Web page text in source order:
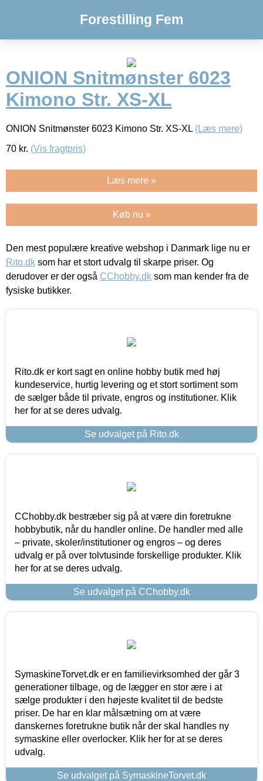
Forestilling Fem
ONION Snitmønster 6023
Kimono Str. XS-XL
ONION Snitmønster 6023 Kimono Str. XS-XL (Læs mere)
70 kr. (Vis fragtpris)
Læs mere »
Køb nu »
Den mest populære kreative webshop i Danmark lige nu er
Rito.dk som har et stort udvalg til skarpe priser. Og
derudover er der også CChobby.dk som man kender fra de
fysiske butikker.
Rito.dk er kort sagt en online hobby butik med høj
kundeservice, hurtig levering og et stort sortiment som
de sælger både til private, engros og institutioner. Klik
her for at se deres udvalg.
Se udvalget på Rito.dk
CChobby.dk bestræber sig på at være din foretrukne
hobbybutik, når du handler online. De handler med alle
– private, skoler/institutioner og engros – og deres
udvalg er på over tolvtusinde forskellige produkter. Klik
her for at se deres udvalg.
Se udvalget på CChobby.dk
SymaskineTorvet.dk er en familievirksomhed der går 3
generationer tilbage, og de lægger en stor ære i at
sælge produkter i den højeste kvalitet til de bedste
priser. De har en klar målsætning om at være
danskernes foretrukne butik når der skal handles ny
symaskine eller overlocker. Klik her for at se deres
udvalg.
Se udvalget på SymaskineTorvet.dk